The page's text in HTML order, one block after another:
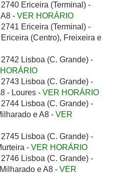
Ericeira (Terminal) -
- VER HORÁRIO
Ericeira (Terminal) -
(Centro), Freixeira e
Lisboa (C. Grande) -
Lisboa (C. Grande) -
- Loures - VER HORÁRIO
Lisboa (C. Grande) -
e A8 - VER
Lisboa (C. Grande) -
- VER HORÁRIO
Lisboa (C. Grande) -
e A8 - VER